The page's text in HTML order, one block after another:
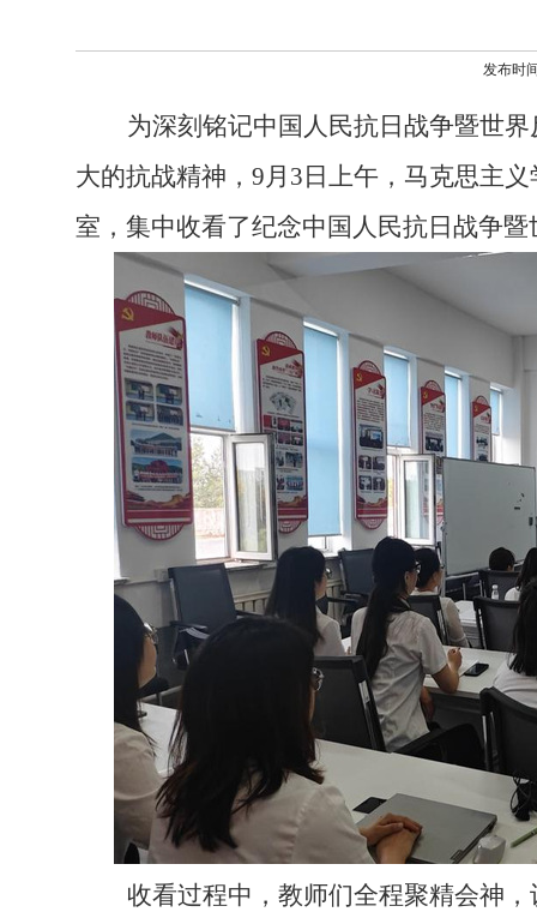
发布时
为深刻铭记中国人民抗日战争暨世
大的抗战精神， 9月3日上午，马克思主
室，集中收看了纪念中国人民抗日战争
收看过程中，教师们全程聚精会神，